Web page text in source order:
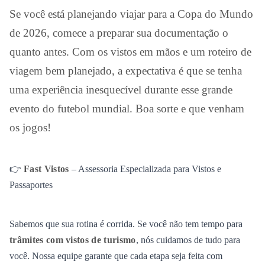
Se você está planejando viajar para a Copa do Mundo
de 2026, comece a preparar sua documentação o
quanto antes. Com os vistos em mãos e um roteiro de
viagem bem planejado, a expectativa é que se tenha
uma experiência inesquecível durante esse grande
evento do futebol mundial. Boa sorte e que venham
os jogos!
👉 Fast Vistos – Assessoria Especializada para Vistos e
Passaportes
Sabemos que sua rotina é corrida. Se você não tem tempo para
trâmites com vistos de turismo, nós cuidamos de tudo para
você. Nossa equipe garante que cada etapa seja feita com